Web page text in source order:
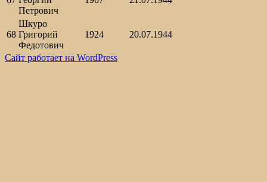
Петрович
68
Шкуро
Григорий
Федотович
1924 20.07.1944
Сайт работает на WordPress